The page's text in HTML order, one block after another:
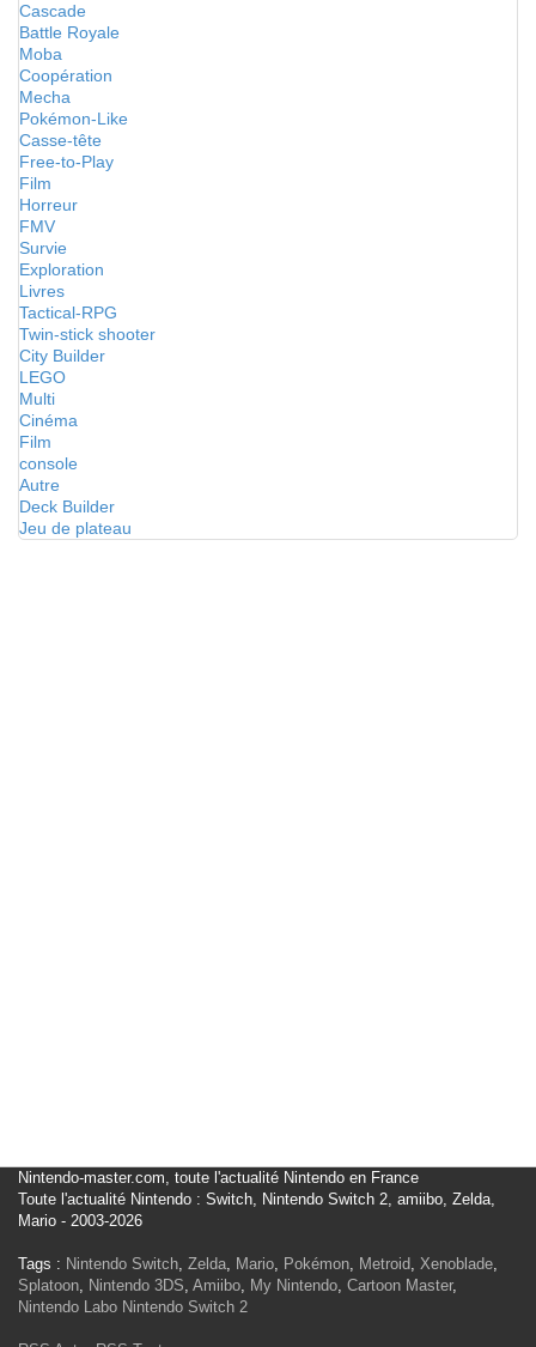
Cascade
Battle Royale
Moba
Coopération
Mecha
Pokémon-Like
Casse-tête
Free-to-Play
Film
Horreur
FMV
Survie
Exploration
Livres
Tactical-RPG
Twin-stick shooter
City Builder
LEGO
Multi
Cinéma
Film
console
Autre
Deck Builder
Jeu de plateau
Nintendo-master.com, toute l'actualité Nintendo en France
Toute l'actualité Nintendo : Switch, Nintendo Switch 2, amiibo, Zelda,
Mario - 2003-2026
Tags : Nintendo Switch, Zelda, Mario, Pokémon, Metroid, Xenoblade,
Splatoon, Nintendo 3DS, Amiibo, My Nintendo, Cartoon Master,
Nintendo Labo Nintendo Switch 2